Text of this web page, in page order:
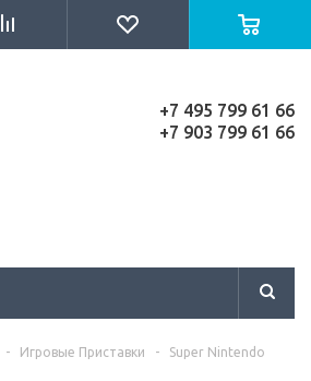
+7 495 799 61 66
+7 903 799 61 66
- Игровые Приставки - Super Nintendo